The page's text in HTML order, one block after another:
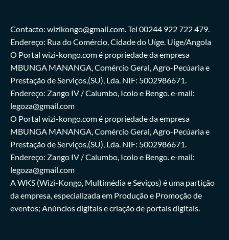
Contacto: wizikongo@gmail.com. Tel 00244 922 722 479.
Endereço: Rua do Comércio, Cidade do Uíge. Uíge/Angola
O Portal wizi-kongo.com é propriedade da empresa
MBUNGA MANANGA, Comércio Geral, Agro-Pecúaria e
Prestação de Serviços,(SU), Lda. NIF: 5002986671.
Endereço: Zango IV / Calumbo, Icolo e Bengo. e-mail:
legoza@gmail.com
O Portal wizi-kongo.com é propriedade da empresa
MBUNGA MANANGA, Comércio Geral, Agro-Pecúaria e
Prestação de Serviços,(SU), Lda. NIF: 5002986671.
Endereço: Zango IV / Calumbo, Icolo e Bengo. e-mail:
legoza@gmail.com
A WKS (Wizi-Kongo, Multimédia e Seviços) é uma partição
da empresa, especializada em Produção e Promoção de
eventos; Anúncios digitais e criação de portais digitais.